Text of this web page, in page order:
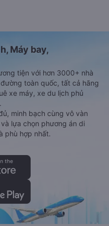
Máy bay,
tiện với hơn 3000+ nhà
toàn quốc, tất cả hãng
xe máy, xe du lịch phủ
minh bạch cùng vô vàn
lựa chọn phương án di
phù hợp nhất.